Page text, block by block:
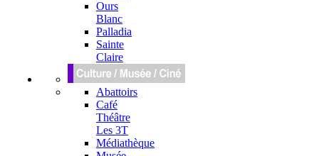
Ours
Blanc
Palladia
Sainte
Claire
Abattoirs
Café
Théâtre
Les 3T
Médiathèque